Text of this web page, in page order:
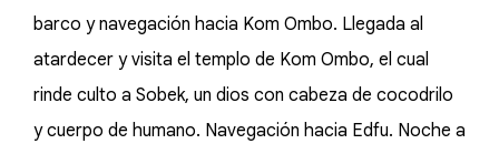
barco y navegación hacia Kom Ombo. Llegada al
atardecer y visita el templo de Kom Ombo, el cual
rinde culto a Sobek, un dios con cabeza de cocodrilo
y cuerpo de humano. Navegación hacia Edfu. Noche a